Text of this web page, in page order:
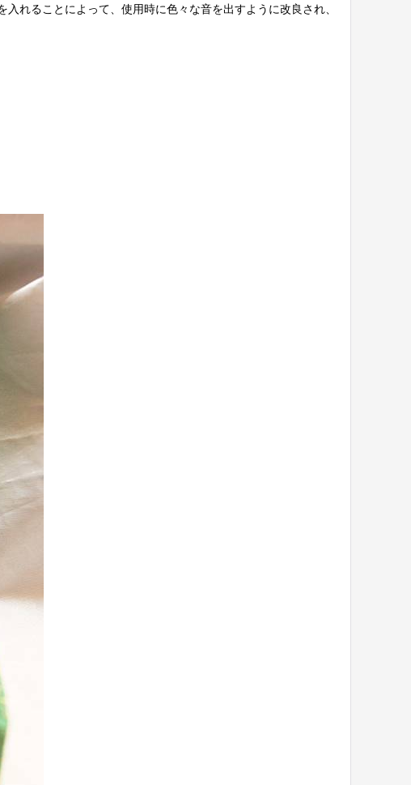
れることによって、使用時に色々な音を出すように改良され、